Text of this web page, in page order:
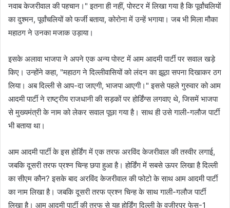
नवाब केजरीवाल की पहचान।" इतना ही नहीं, पोस्टर में लिखा गया है कि पूर्वांचलियों
का दुश्मन, पूर्वांचलियों को फर्जी बताया, कोरोना में उन्हें भगाया। जब भी मिला मौका
महाठग ने उनका मजाक उड़ाया।
इसके अलावा भाजपा ने अपने एक अन्य पोस्ट में आम आदमी पार्टी पर सवाल खड़े
किए। उन्होंने कहा, "महाठग ने दिल्लीवासियों को लंदन का झूठा सपना दिखाकर ठग
लिया। अब दिल्ली से आप-दा जाएगी, भाजपा आएगी।" इससे पहले गुरुवार को आम
आदमी पार्टी ने राष्ट्रीय राजधानी की सड़कों पर होर्डिंग्स लगवाए थे, जिसमें भाजपा
से मुख्यमंत्री के नाम को लेकर सवाल पूछा गया है। साथ ही उसे गाली-गलौज पार्टी
भी बताया था।
आम आदमी पार्टी के इस होर्डिंग में एक तरफ अरविंद केजरीवाल की तस्वीर लगाई,
जबकि दूसरी तरफ प्रश्न चिन्ह छपा हुआ है। होर्डिंग में सबसे ऊपर लिखा है दिल्ली
का सीएम कौन? इसके बाद अरविंद केजरीवाल की फोटो के साथ आम आदमी पार्टी
का नाम लिखा है। जबकि दूसरी तरफ प्रश्न चिन्ह के साथ गाली-गलौज पार्टी
लिखा है। आम आदमी पार्टी की तरफ से यह होर्डिंग दिल्ली के वजीरपुर फेस-1